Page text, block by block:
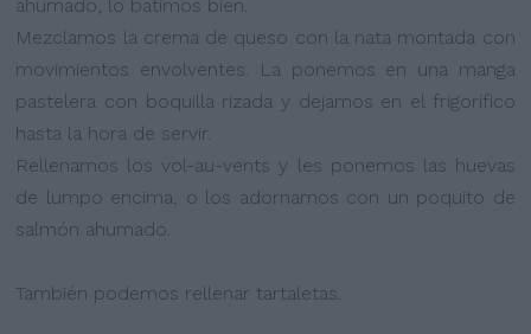
ahumado, lo batimos bien.
Mezclamos la crema de queso con la nata montada con
movimientos envolventes. La ponemos en una manga
pastelera con boquilla rizada y dejamos en el frigorífico
hasta la hora de servir.
Rellenamos los vol-au-vents y les ponemos las huevas
de lumpo encima, o los adornamos con un poquito de
salmón ahumado.
También podemos rellenar tartaletas.